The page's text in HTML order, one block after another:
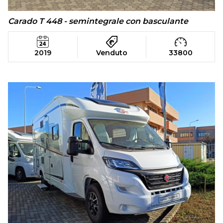
Carado T 448 - semintegrale con basculante
2019 Venduto 33800